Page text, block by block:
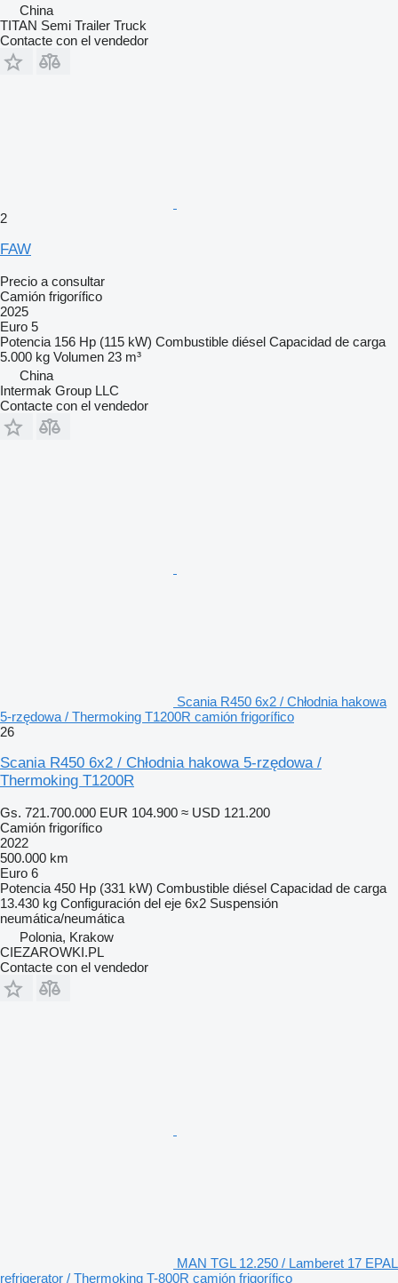
China
TITAN Semi Trailer Truck
Contacte con el vendedor
2
FAW
Precio a consultar
Camión frigorífico
2025
Euro 5
Potencia 156 Hp (115 kW) Combustible diésel Capacidad de carga
5.000 kg Volumen 23 m³
China
Intermak Group LLC
Contacte con el vendedor
Scania R450 6x2 / Chłodnia hakowa
5-rzędowa / Thermoking T1200R camión frigorífico
26
Scania R450 6x2 / Chłodnia hakowa 5-rzędowa /
Thermoking T1200R
Gs. 721.700.000 EUR 104.900 ≈ USD 121.200
Camión frigorífico
2022
500.000 km
Euro 6
Potencia 450 Hp (331 kW) Combustible diésel Capacidad de carga
13.430 kg Configuración del eje 6x2 Suspensión
neumática/neumática
Polonia, Krakow
CIEZAROWKI.PL
Contacte con el vendedor
MAN TGL 12.250 / Lamberet 17 EPAL
refrigerator / Thermoking T-800R camión frigorífico